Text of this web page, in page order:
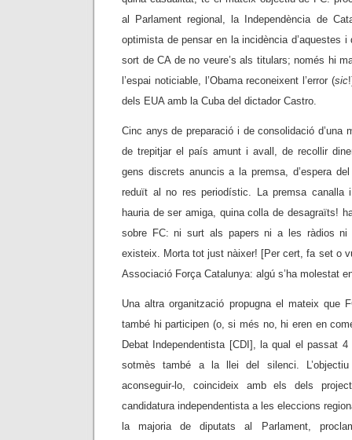
al Parlament regional, la Independència de
optimista de pensar en la incidència d’aquestes
sort de CA de no veure’s als titulars; només hi
l’espai noticiable, l’Obama reconeixent l’error (sic
dels EUA amb la Cuba del dictador Castro.
Cinc anys de preparació i de consolidació d’una
de trepitjar el país amunt i avall, de recollir
gens discrets anuncis a la premsa, d’espera
reduït al no res periodístic. La premsa
hauria de ser amiga, quina colla de desagraïts!
sobre FC: ni surt als papers ni a les ràdios
existeix. Morta tot just nàixer! [Per cert, fa set o
Associació Força Catalunya: algú s’ha molestat
Una altra organització propugna el mateix que
també hi participen (o, si més no, hi eren en
Debat Independentista [CDI], la qual el passat 4
sotmès també a la llei del silenci.
aconseguir-lo, coincideix amb els dels
candidatura independentista a les eleccions
la majoria de diputats al Parlament,